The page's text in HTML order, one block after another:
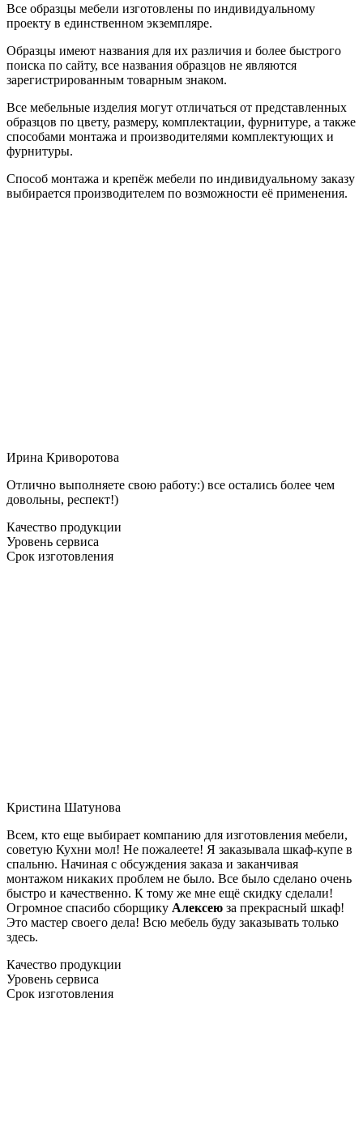
Все образцы мебели изготовлены по индивидуальному
проекту в единственном экземпляре.
Образцы имеют названия для их различия и более быстрого
поиска по сайту, все названия образцов не являются
зарегистрированным товарным знаком.
Все мебельные изделия могут отличаться от представленных
образцов по цвету, размеру, комплектации, фурнитуре, а также
способами монтажа и производителями комплектующих и
фурнитуры.
Способ монтажа и крепёж мебели по индивидуальному заказу
выбирается производителем по возможности её применения.
Ирина Криворотова
Отлично выполняете свою работу:) все остались более чем
довольны, респект!)
Качество продукции
Уровень сервиса
Срок изготовления
Кристина Шатунова
Всем, кто еще выбирает компанию для изготовления мебели,
советую Кухни мол! Не пожалеете! Я заказывала шкаф-купе в
спальню. Начиная с обсуждения заказа и заканчивая
монтажом никаких проблем не было. Все было сделано очень
быстро и качественно. К тому же мне ещё скидку сделали!
Огромное спасибо сборщику Алексею за прекрасный шкаф!
Это мастер своего дела! Всю мебель буду заказывать только
здесь.
Качество продукции
Уровень сервиса
Срок изготовления